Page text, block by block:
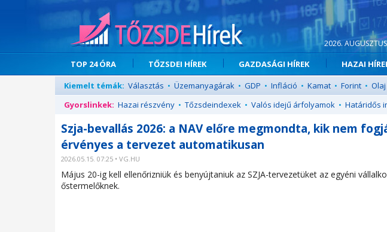
2026.
TOP 24 ÓRA TŐZSDEI HÍREK GAZDASÁGI HÍREK HAZAI
Kiemelt témák: Választás • Üzemanyagárak • GDP • Infláció • Kamat • Forint • Olaj
Gyorslinkek: Hazai részvény • Tőzsdeindexek • Valós idejű árfolyamok • Határidős
Szja-bevallás 2026: a NAV előre megmondta, kik nem
érvényes a tervezet automatikusan
2026.05.15. 07:25 • VG.HU
Május 20-ig kell ellenőrizniük és benyújtaniuk az SZJA-tervezetüket az egyéni
őstermelőknek.